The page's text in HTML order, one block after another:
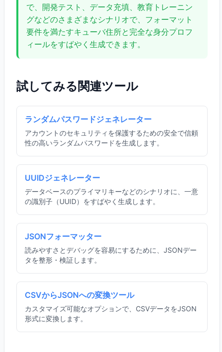
で、開発テスト、データ充填、教育トレーニン
グなどのさまざまなシナリオで、フォーマット
要件を満たすキューバ住所と完全な身分プロフ
ィールをすばやく生成できます。
試してみる関連ツール
ランダムパスワードジェネレーター
アカウントのセキュリティを保護するための安全で信頼
性の高いランダムパスワードを生成します。
UUIDジェネレーター
データベースのプライマリキーなどのシナリオに、一意
の識別子（UUID）をすばやく生成します。
JSONフォーマッター
読みやすさとデバッグを容易にするために、JSONデー
タを整形・検証します。
CSVからJSONへの変換ツール
カスタマイズ可能なオプションで、CSVデータをJSON
形式に変換します。